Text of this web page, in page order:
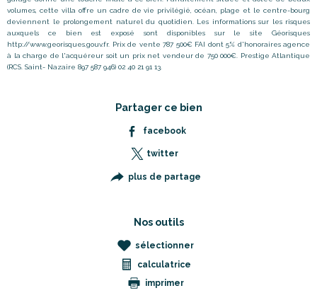
volumes, cette villa offre un cadre de vie privilégié, océan, plage et le centre-bourg
deviennent le prolongement naturel du quotidien. Les informations sur les risques
auxquels ce bien est exposé sont disponibles sur le site Géorisques
http://www.georisques.gouv.fr. Prix de vente 787 500€ FAI dont 5% d'honoraires agence
à la charge de l'acquéreur soit un prix net vendeur de 750 000€. Prestige Atlantique
(RCS. Saint- Nazaire 897 587 946) 02 40 21 91 13.
Partager ce bien
facebook
twitter
plus de partage
Nos outils
sélectionner
calculatrice
imprimer